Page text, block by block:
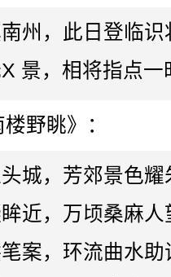
，此日登临识
，相将指点一
野眺》：
，芳郊景色耀
，万顷桑麻人
，环流曲水助